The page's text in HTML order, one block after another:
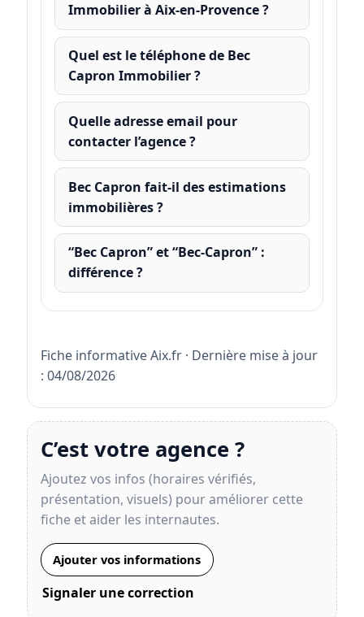
Immobilier à Aix-en-Provence ?
Quel est le téléphone de Bec
Capron Immobilier ?
Quelle adresse email pour
contacter l’agence ?
Bec Capron fait-il des estimations
immobilières ?
“Bec Capron” et “Bec‑Capron” :
différence ?
Fiche informative Aix.fr · Dernière mise à jour
: 04/08/2026
C’est votre agence ?
Ajoutez vos infos (horaires vérifiés,
présentation, visuels) pour améliorer cette
fiche et aider les internautes.
Ajouter vos informations
Signaler une correction